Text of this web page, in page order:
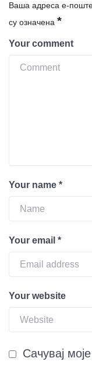
Ваша адреса е-
су означена *
Your comment
Your name *
Your email *
Your website
Сачувај